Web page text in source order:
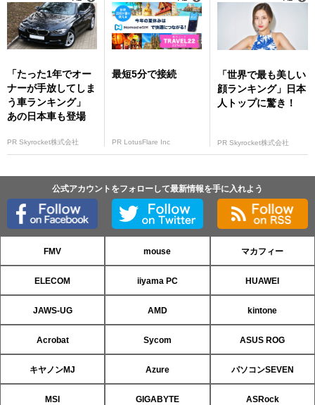
「たった1年でオー
ナーが手放してしま
う車ランキング」
あの日本車も登場
PR Skyrocket株式会社
最短5分で接続
PR LotusFlare Inc
「世界で最も美しい
顔ランキング」日本
人トップに驚き！
PR Skyrocket株式会社
公式アカウントをフォローして最新情報を手に入れよう
FMV mouse マカフィー
ELECOM iiyama PC HUAWEI
JAWS-UG AMD kintone
Acrobat Sycom ASUS ROG
キヤノンMJ Azure パソコンSEVEN
MSI GIGABYTE ASRock